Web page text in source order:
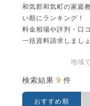
和気郡和気町の家庭
い順にランキング！
料金相場や評判・口
一括資料請求しまし
地域
検索結果 9 件
おすすめ順